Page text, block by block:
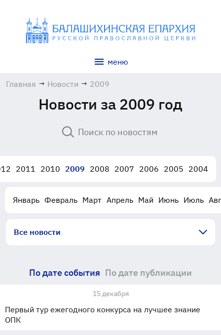
меню
Главная → Новости → 2009
Новости за 2009 год
2011 2010 2009 2008 2007 2006 2005 2004
Январь Февраль Март Апрель Май Июнь Июль
Все новости
По дате события По дате публикации
15 декабря
Первый тур ежегодного конкурса на лучшее знание
ОПК